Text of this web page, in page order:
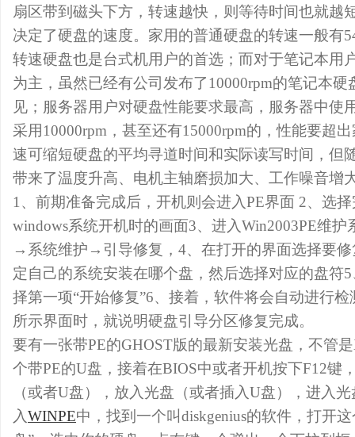
扇区带到磁头下方，转速越快，则等待时间也就越
决定了硬盘的速度。家用的普通硬盘的转速一般有
转速硬盘也是台式机用户的首选；而对于笔记本用
为主，虽然已经有公司发布了10000rpm的笔记本
见；服务器用户对硬盘性能要求最高，服务器中使
采用10000rpm，甚至还有15000rpm的，性能要超
速可缩短硬盘的平均寻道时间和实际读写时间，但
带来了温度升高、电机主轴磨损加大、工作噪音增
1、前期准备完成后，开机则会进入PE界面 2、选
windows系统开机时的画面3、进入Win2003PE维
→系统维护→引导修复，4、在打开的界面选择要
定自己的系统安装在哪个盘，然后选择对应的盘符
择第一项“开始修复”6、接着，软件将会自动进行
所示界面时，就说明硬盘引导分区修复完成。
要有一张带PE的GHOST版的最新安装光盘，不管
个带PE的U盘，接着在BIOS中或者开机按下F12键
（或者U盘），放入光盘（或者插入U盘），进入
入WINPE中，找到一个叫diskgenius的软件，打开